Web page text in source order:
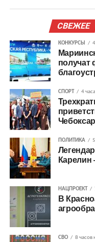
СВЕЖЕЕ
КОНКУРСЫ
получат
СПОРТ 4
ПОЛИТИКА
НАЦПРОЕКТ
В
СВО 8 часов